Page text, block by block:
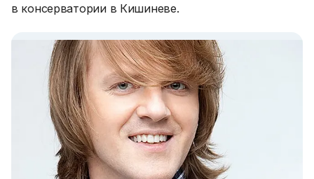
в консерватории в Кишиневе.